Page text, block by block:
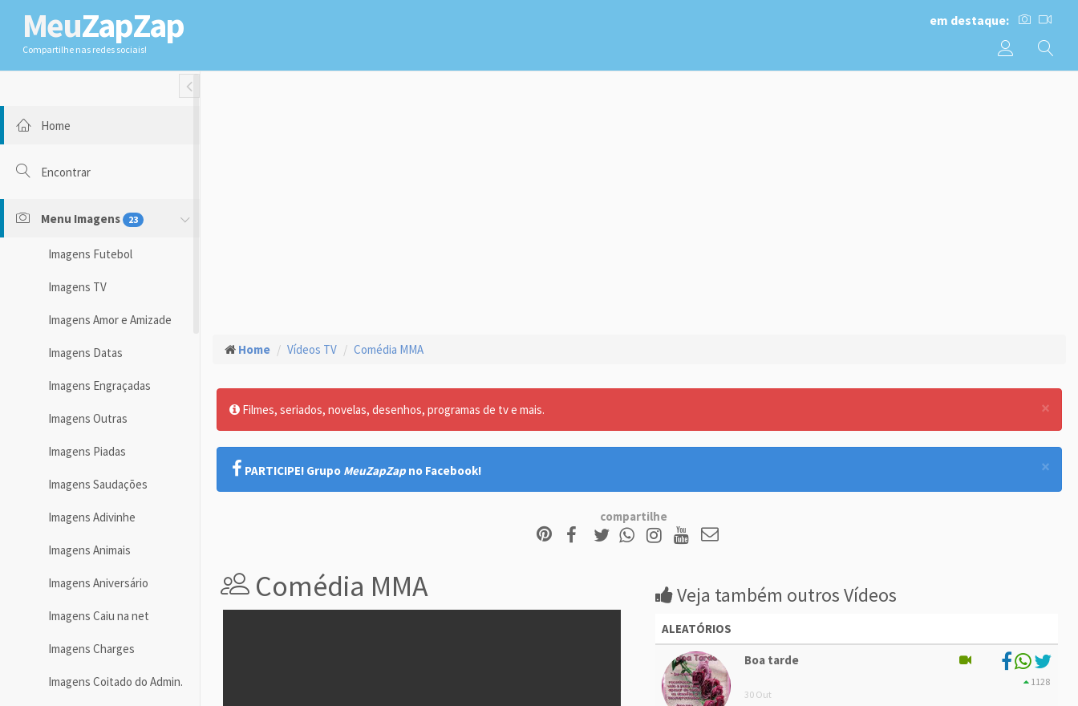
MeuZapZap
Compartilhe nas redes sociais!
em destaque:
Toggle Fullwidth
Home
Encontrar
Menu Imagens 23
Imagens Futebol
Imagens TV
Imagens Amor e Amizade
Imagens Datas
Imagens Engraçadas
Imagens Outras
Imagens Piadas
Imagens Saudações
Imagens Adivinhe
Imagens Animais
Imagens Aniversário
Imagens Caiu na net
Imagens Charges
Imagens Coitado do Admin.
Home Vídeos TV Comédia MMA
×
Filmes, seriados, novelas, desenhos, programas de tv e mais.
×
PARTICIPE! Grupo MeuZapZap no Facebook!
compartilhe
Comédia MMA Veja também outros Vídeos
ALEATÓRIOS
Boa tarde
30 Out
1128